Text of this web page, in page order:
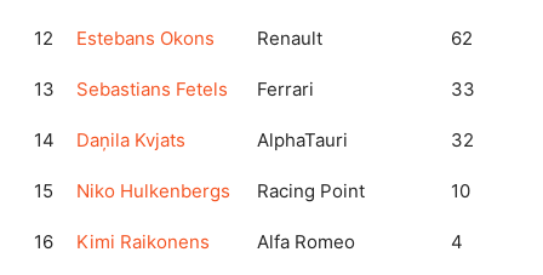
12 Estebans Okons Renault 62
13 Sebastians Fetels Ferrari 33
14 Daņila Kvjats AlphaTauri 32
15 Niko Hulkenbergs Racing Point 10
16 Kimi Raikonens Alfa Romeo 4